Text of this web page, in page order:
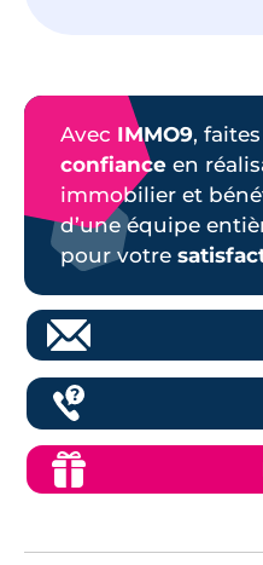
Avec IMMO9,
confiance en
immobilier et
d’une équipe
pour votre